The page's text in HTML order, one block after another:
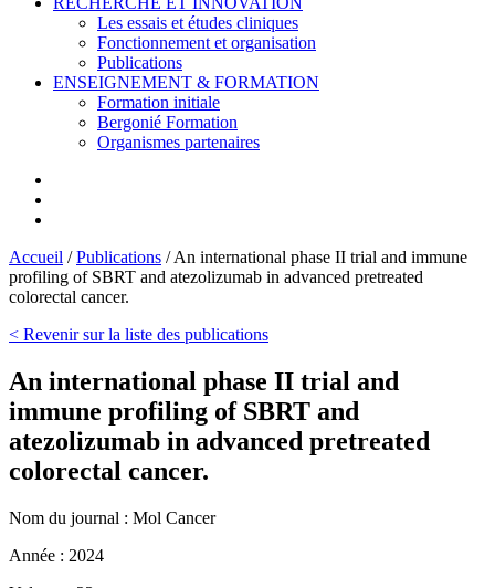
Les essais et études cliniques
Fonctionnement et organisation
Publications
ENSEIGNEMENT & FORMATION
Formation initiale
Bergonié Formation
Organismes partenaires
Accueil /Publications /An international phase II trial and immune
profiling of SBRT and atezolizumab in advanced pretreated
colorectal cancer.
< Revenir sur la liste des publications
An international phase II trial and
immune profiling of SBRT and
atezolizumab in advanced pretreated
colorectal cancer.
Nom du journal : Mol Cancer
Année : 2024